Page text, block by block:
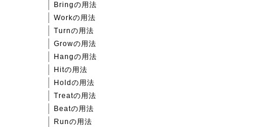
Bringの用法
Workの用法
Turnの用法
Growの用法
Hangの用法
Hitの用法
Holdの用法
Treatの用法
Beatの用法
Runの用法